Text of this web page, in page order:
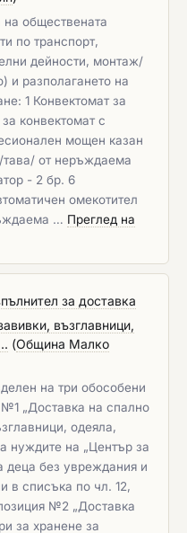
обществената
по транспорт,
дейности, монтаж/
и разполагането на
1 Конвектомат за
конвектомат с
мощен казан
тава/ от неръждаема
- 2 бр. 6
омекотител
… Преглед на
за доставка
възглавници,
(Община Малко
на три обособени
„Доставка на спално
одеяла,
нуждите на „Център за
деца без увреждания и
в списъка по чл. 12,
№2 „Доставка
за хранене за